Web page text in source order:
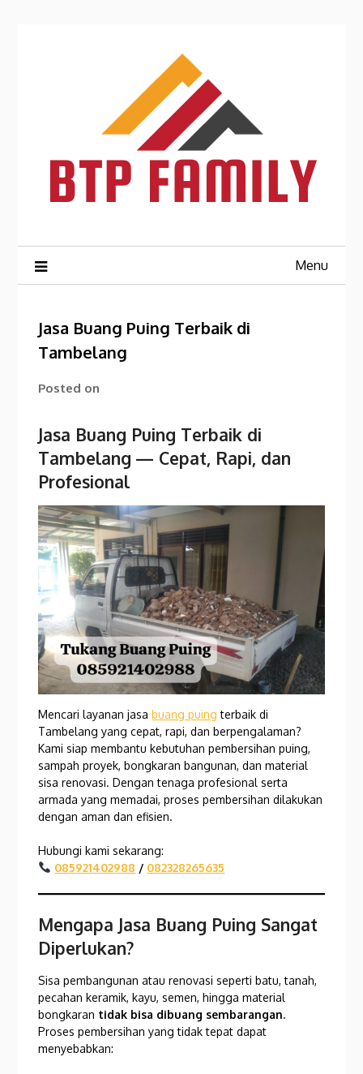
Menu
Jasa Buang Puing Terbaik di
Tambelang
Posted on
Jasa Buang Puing Terbaik di
Tambelang — Cepat, Rapi, dan
Profesional
Mencari layanan jasabuang puing terbaik di
Tambelang yang cepat, rapi, dan berpengalaman?
Kami siap membantu kebutuhan pembersihan puing,
sampah proyek, bongkaran bangunan, dan material
sisa renovasi. Dengan tenaga profesional serta
armada yang memadai, proses pembersihan dilakukan
dengan aman dan efisien.
Hubungi kami sekarang:
085921402988 / 082328265635
Mengapa Jasa Buang Puing Sangat
Diperlukan?
Sisa pembangunan atau renovasi seperti batu, tanah,
pecahan keramik, kayu, semen, hingga material
bongkaran tidak bisa dibuang sembarangan.
Proses pembersihan yang tidak tepat dapat
menyebabkan: